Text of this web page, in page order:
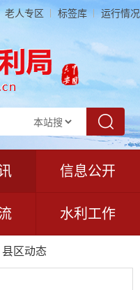
老人专区 标签库 运行情况
信息公开
水利工作
县区动态